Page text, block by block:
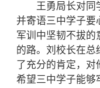
王勇局长对同学
并寄语三中学子要
军训中坚韧不拔的
的路。刘校长在总
了充分的肯定，对
希望三中学子能够